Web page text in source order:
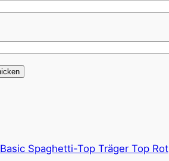
Basic Spaghetti-Top Träger Top Rot